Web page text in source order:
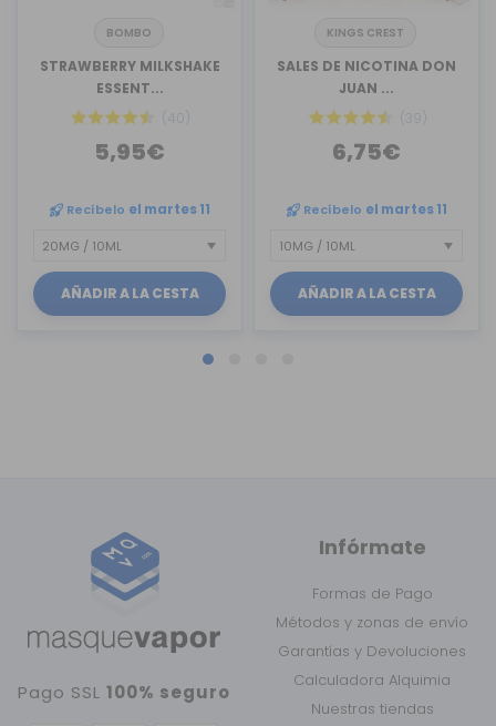
BOMBO
STRAWBERRY MILKSHAKE
ESSENT...
(40)
5,95€
Recíbelo el martes 11
AÑADIR A LA CESTA
KINGS CREST
SALES DE NICOTINA DON
JUAN ...
(39)
6,75€
Recíbelo el martes 11
AÑADIR A LA CESTA
Pago SSL100% seguro
Infórmate
Formas de Pago
Métodos y zonas de envío
Garantías y Devoluciones
Calculadora Alquimia
Nuestras tiendas